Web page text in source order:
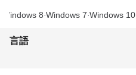
Windows 8 Windows 7 Windows 10
言語